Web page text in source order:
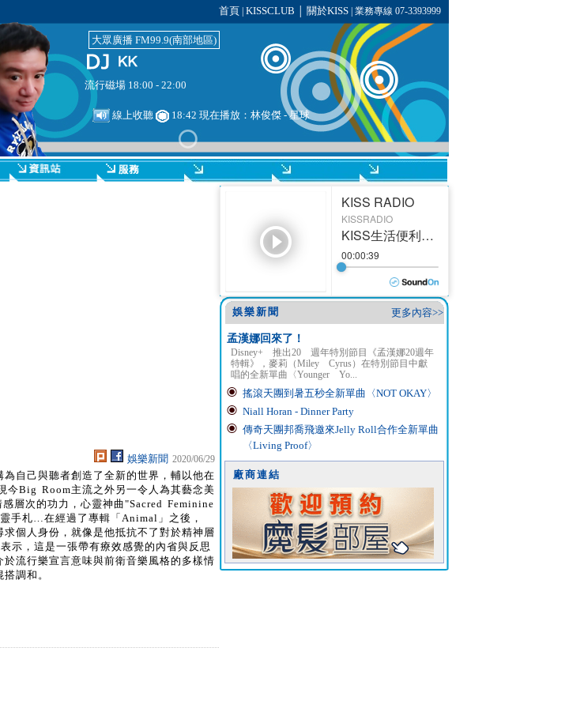
首頁 KISSCLUB 關於KISS| 業務專線 07-3393999
大眾廣播 FM99.9(南部地區)
流行磁場 18:00 - 22:00
線上收聽 18:42 現在播放：林俊傑 - 星球
娛樂新聞 2020/06/29
自己與聽者創造了全新的世界，輔以他在
今Big Room主流之外另一令人為其藝念美
層次的功力，心靈神曲"Sacred Feminine
手札…在經過了專輯「Animal」之後，
個人身份，就像是他抵抗不了對於精神層
示，這是一張帶有療效感覺的內省與反思
流行樂宣言意味與前衛音樂風格的多樣情
調和。
更多內容>>
娛樂新聞
孟漢娜回來了！
Disney+ 推出20 週年特別節目《孟漢娜20週年
特輯》，麥莉（Miley Cyrus）在特別節目中獻
唱的全新單曲〈Younger Yo...
搖滾天團到暑五秒全新單曲〈NOT OKAY〉
Niall Horan - Dinner Party
傳奇天團邦喬飛邀來Jelly Roll合作全新單曲
〈Living Proof〉
廠商連結